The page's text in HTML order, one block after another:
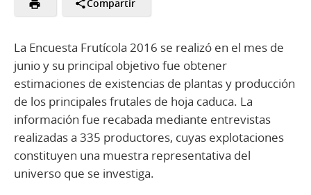
Compartir
La Encuesta Frutícola 2016 se realizó en el mes de
junio y su principal objetivo fue obtener
estimaciones de existencias de plantas y producción
de los principales frutales de hoja caduca. La
información fue recabada mediante entrevistas
realizadas a 335 productores, cuyas explotaciones
constituyen una muestra representativa del
universo que se investiga.